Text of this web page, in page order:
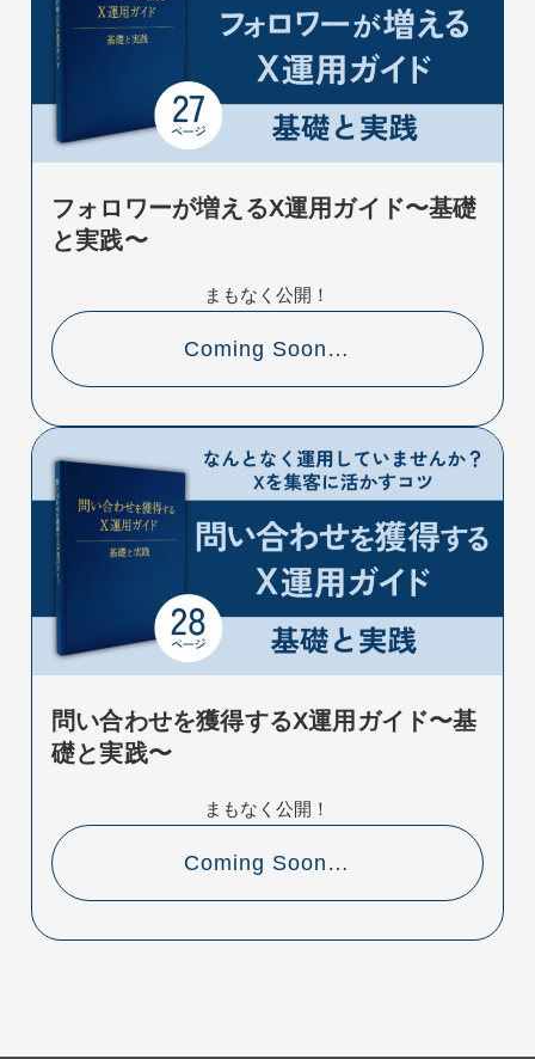
フォロワーが増えるX運用ガイド〜基礎
と実践〜
まもなく公開！
Coming Soon…
問い合わせを獲得するX運用ガイド〜基
礎と実践〜
まもなく公開！
Coming Soon…